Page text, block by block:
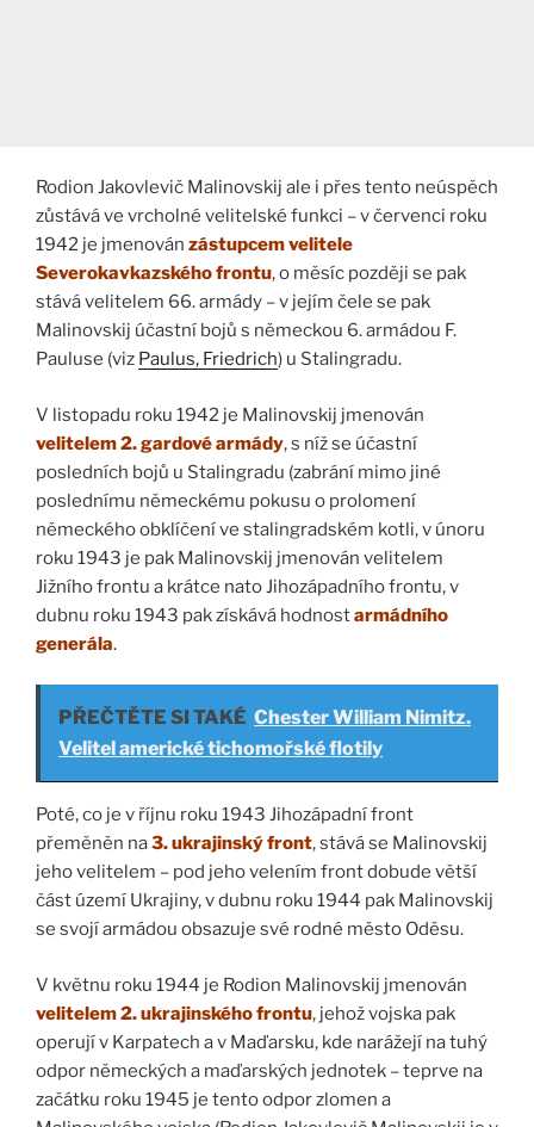
Rodion Jakovlevič Malinovskij ale i přes tento neúspěch
zůstává ve vrcholné velitelské funkci – v červenci roku
1942 je jmenován zástupcem velitele
Severokavkazského frontu, o měsíc později se pak
stává velitelem 66. armády – v jejím čele se pak
Malinovskij účastní bojů s německou 6. armádou F.
Pauluse (viz Paulus, Friedrich) u Stalingradu.
V listopadu roku 1942 je Malinovskij jmenován
velitelem 2. gardové armády, s níž se účastní
posledních bojů u Stalingradu (zabrání mimo jiné
poslednímu německému pokusu o prolomení
německého obklíčení ve stalingradském kotli, v únoru
roku 1943 je pak Malinovskij jmenován velitelem
Jižního frontu a krátce nato Jihozápadního frontu, v
dubnu roku 1943 pak získává hodnostarmádního
generála.
PŘEČTĚTE SI TAKÉ Chester William Nimitz.
Velitel americké tichomořské flotily
Poté, co je v říjnu roku 1943 Jihozápadní front
přeměněn na3. ukrajinský front, stává se Malinovskij
jeho velitelem – pod jeho velením front dobude větší
část území Ukrajiny, v dubnu roku 1944 pak Malinovskij
se svojí armádou obsazuje své rodné město Oděsu.
V květnu roku 1944 je Rodion Malinovskij jmenován
velitelem 2. ukrajinského frontu, jehož vojska pak
operují v Karpatech a v Maďarsku, kde narážejí na tuhý
odpor německých a maďarských jednotek – teprve na
začátku roku 1945 je tento odpor zlomen a